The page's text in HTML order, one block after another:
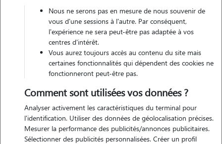
Je vis entourée d’animaux depuis toute petite, j’ai grandi à la
campagne dans une grande famille et beaucoup d’animaux.
Aujourd’hui je vis en ville, mais entourée de mes 2 chats. Je m’occupe
régulièrement de chiens / chats / furets essentiellement mais je suis
ouverte à toute nouvelle expérience
Expérience
Comme dis avant, je m’occupe souvent de chiens et de furets en plus
de mes chats. Je sais donc m’en occuper quotidiennement, les
promener est un véritable bonheur pour moi. J’ai fais de l’équitation
Nous ne serons pas en mesure de nous souvenir de
vous d'une sessions à l'autre. Par conséquent,
l'expérience ne sera peut-être pas adaptée à vos
centres d'intérêt.
Vous aurez toujours accès au contenu du site mais
certaines fonctionnalités qui dépendent des cookies ne
fonctionneront peut-être pas.
Comment sont utilisées vos données ?
Analyser activement les caractéristiques du terminal pour
l'identification. Utiliser des données de géolocalisation précises.
Mesurer la performance des publicités/annonces publicitaires.
Sélectionner des publicités personnalisées. Créer un profil